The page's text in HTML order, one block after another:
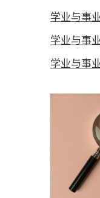
学业与事
学业与事
学业与事